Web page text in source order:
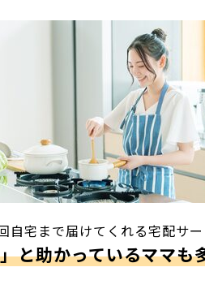
宅まで届けてくれる宅配サ
と助かっているママも